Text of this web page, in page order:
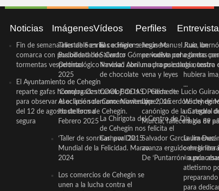
Noticias
Fin de semana inestable en la
comarca con posibilidad de
tormentas vespertinas
El Ayuntamiento de Cehegín
reparte gafas homologadas
para observar el eclipse solar
del 12 de agosto de forma
segura
Imágenes
Taller de Sonrisas e Higiene
Bucodental de ‘Centro
Odontológico Innova’. Abril
2025
‘Compra Contrarreloj’ de la
Asociación de Comerciantes y
Hosteleros de Cehegín.
Febrero 2025
‘Taller de sonrisas’ por Día
Mundial de la Felicidad. Marzo
2024
Los comercios de Cehegín se
unen a la lucha contra el
Vídeos
El cocinero ceheginero
Salvador Gómez vuelve por
Navidad con una propuesta
de chocolate
COOL BODAS. Pedida de
mano. Noviembre 2015
La Chirigota del Centro de Día
de Cehegín nos felicita el
Carnaval 2015
Perfiles
Jesús Manuel Ruiz, un
periodista ceheginero con
mucha psicología, teatro
vena y leyes
D. Clemente Lucio Guirao
López, sacerdote
canónigo de la Catedral
Murcia, fallece a los 89
Salvador García Jiménez
avanza erguido en la
De ‘Puntarrón’ a
Juan
a tantas
de nuestra
hubiera
...
Wichy de
un regalo
magia de
Laura
ceheginera
«nunca
atletismo
para